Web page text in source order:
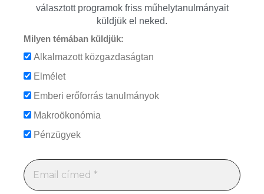
választott programok friss műhelytanulmányait
küldjük el neked.
Milyen témában küldjük:
Alkalmazott közgazdaságtan
Elmélet
Emberi erőforrás tanulmányok
Makroökonómia
Pénzügyek